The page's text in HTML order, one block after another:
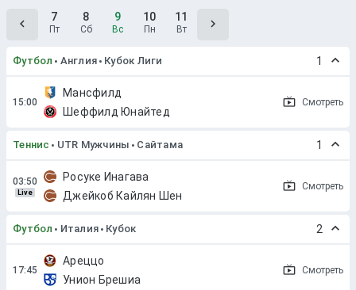
7
Пт
8
Сб
9
Вс
10
Пн
11
Вт
Футбол Англия Кубок Лиги 1
Мансфилд
Шеффилд Юнайтед
Смотреть
Теннис UTR Мужчины Сайтама 1
Live
Росуке Инагава
Джейкоб Кайлян Шен
Смотреть
Футбол Италия Кубок 2
Ареццо
Унион Брешиа
Смотреть